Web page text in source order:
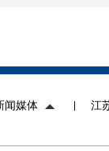
闻媒体 江